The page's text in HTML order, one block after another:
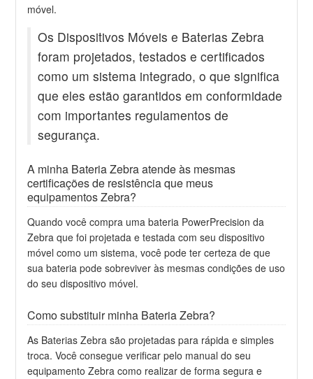
móvel.
Os Dispositivos Móveis e Baterias Zebra
foram projetados, testados e certificados
como um sistema integrado, o que significa
que eles estão garantidos em conformidade
com importantes regulamentos de
segurança.
A minha Bateria Zebra atende às mesmas
certificações de resistência que meus
equipamentos Zebra?
Quando você compra uma bateria PowerPrecision da
Zebra que foi projetada e testada com seu dispositivo
móvel como um sistema, você pode ter certeza de que
sua bateria pode sobreviver às mesmas condições de uso
do seu dispositivo móvel.
Como substituir minha Bateria Zebra?
As Baterias Zebra são projetadas para rápida e simples
troca. Você consegue verificar pelo manual do seu
equipamento Zebra como realizar de forma segura e